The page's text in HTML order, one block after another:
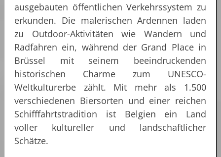
ausgebauten öffentlichen Verkehrssystem zu
erkunden. Die malerischen Ardennen laden
zu Outdoor-Aktivitäten wie Wandern und
Radfahren ein, während der Grand Place in
Brüssel mit seinem beeindruckenden
historischen Charme zum UNESCO-
Weltkulturerbe zählt. Mit mehr als 1.500
verschiedenen Biersorten und einer reichen
Schifffahrtstradition ist Belgien ein Land
voller kultureller und landschaftlicher
Schätze.